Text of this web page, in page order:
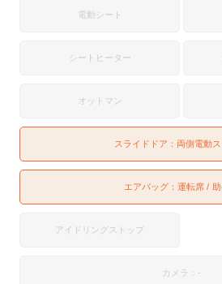
電動シート
シートヒーター
オットマン
スライドドア： 両側電動
エアバッグ： 運転席
アイドリングストップ
カメラ：-